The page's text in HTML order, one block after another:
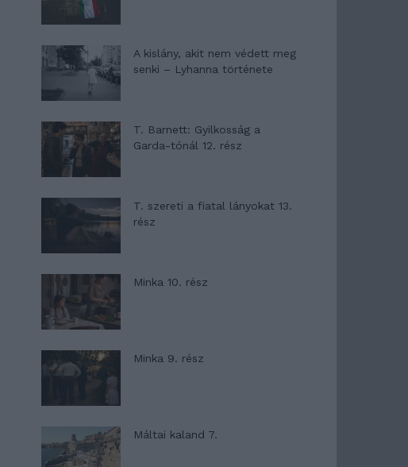
A kislány, akit nem védett meg
senki – Lyhanna története
T. Barnett: Gyilkosság a
Garda-tónál 12. rész
T. szereti a fiatal lányokat 13.
rész
Minka 10. rész
Minka 9. rész
Máltai kaland 7.